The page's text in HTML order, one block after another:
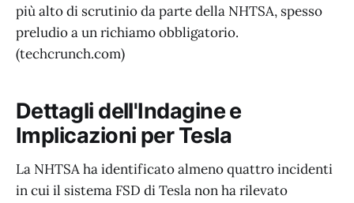
più alto di scrutinio da parte della NHTSA, spesso
preludio a un richiamo obbligatorio.
(techcrunch.com)
Dettagli dell'Indagine e
Implicazioni per Tesla
La NHTSA ha identificato almeno quattro incidenti
in cui il sistema FSD di Tesla non ha rilevato